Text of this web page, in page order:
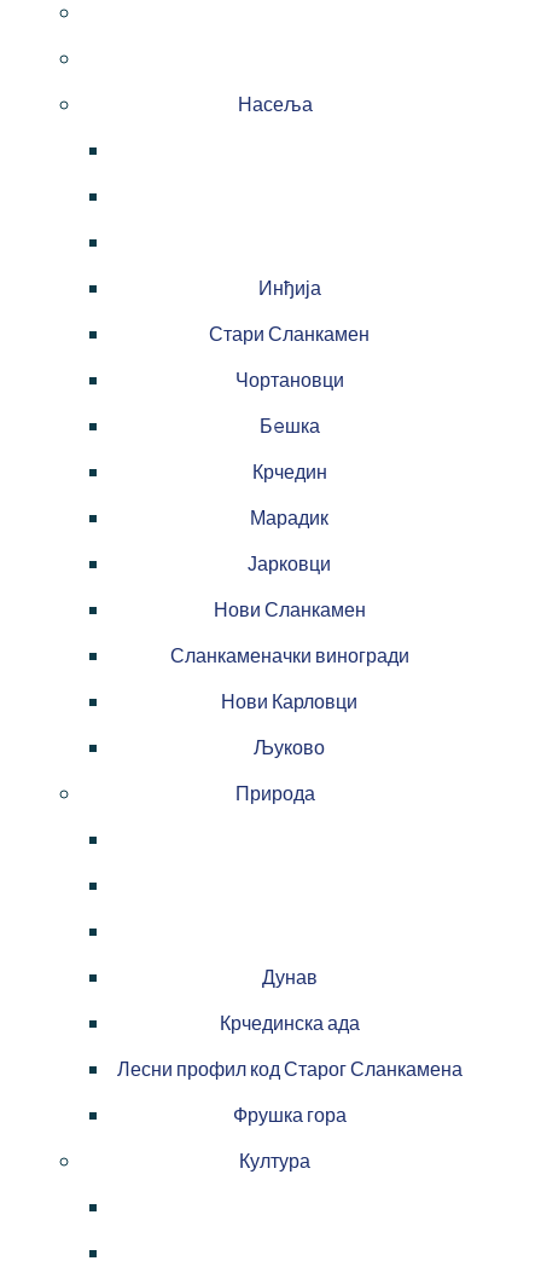
Насеља
Инђија
Стари Сланкамен
Чортановци
Бeшка
Крчедин
Марадик
Јарковци
Нови Сланкамен
Сланкаменачки виногради
Нови Карловци
Љуково
Природа
Дунав
Крчединска ада
Лесни профил код Старог Сланкамена
Фрушка гора
Култура